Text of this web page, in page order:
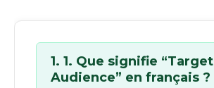
1. 1. Que signifie “Target
Audience” en français ?